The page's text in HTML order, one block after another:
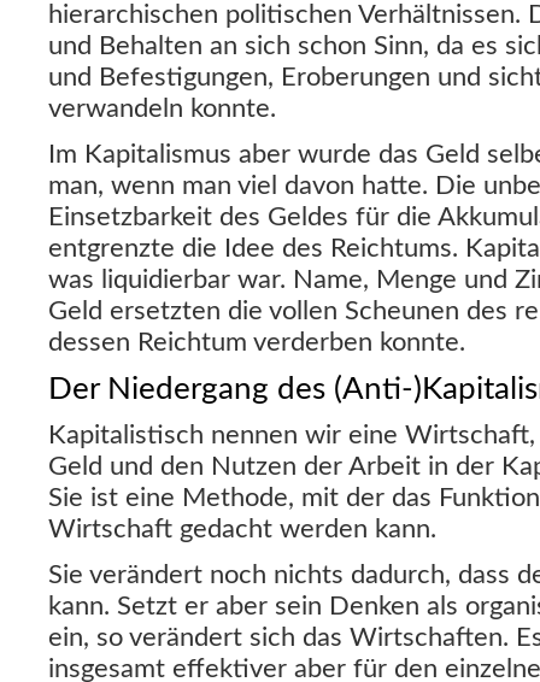
hierarchischen politischen Verhältnissen.
und Behalten an sich schon Sinn, da es
und Befestigungen, Eroberungen und
verwandeln konnte.
Im Kapitalismus aber wurde das Geld
man, wenn man viel davon hatte. Die
Einsetzbarkeit des Geldes für die
entgrenzte die Idee des Reichtums.
was liquidierbar war. Name, Menge und
Geld ersetzten die vollen Scheunen des
dessen Reichtum verderben konnte.
Der Niedergang des (Anti-
Kapitalistisch nennen wir eine
Geld und den Nutzen der Arbeit in der
Sie ist eine Methode, mit der das
Wirtschaft gedacht werden kann.
Sie verändert noch nichts dadurch, dass
kann. Setzt er aber sein Denken als
ein, so verändert sich das Wirtschaften.
insgesamt effektiver aber für den